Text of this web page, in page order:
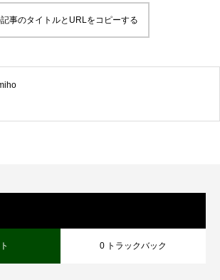
事のタイトルとURLをコピーする
0 トラックバック